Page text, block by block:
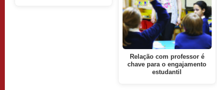
Relação com professor é
chave para o engajamento
estudantil